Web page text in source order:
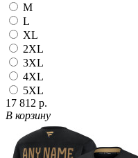
M
L
XL
2XL
3XL
4XL
5XL
17 812 р.
В корзину